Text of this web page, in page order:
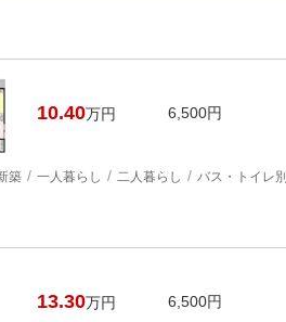
10.40万円 6,500円
築 一人暮らし 二人暮らし バス・トイレ別
13.30万円 6,500円